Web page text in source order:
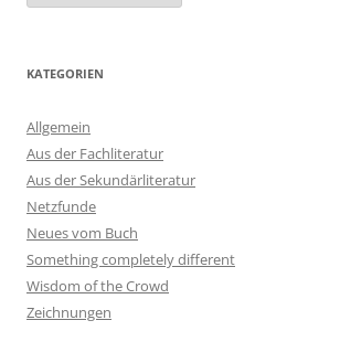
KATEGORIEN
Allgemein
Aus der Fachliteratur
Aus der Sekundärliteratur
Netzfunde
Neues vom Buch
Something completely different
Wisdom of the Crowd
Zeichnungen